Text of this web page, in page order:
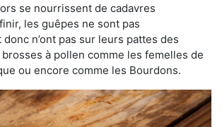
se nourrissent de cadavres
les guêpes ne sont pas
n’ont pas sur leurs pattes des
à pollen comme les femelles de
ou encore comme les Bourdons.